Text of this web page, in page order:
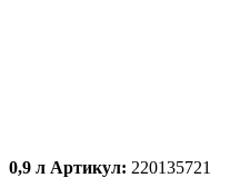
0,9 л Артикул: 220135721